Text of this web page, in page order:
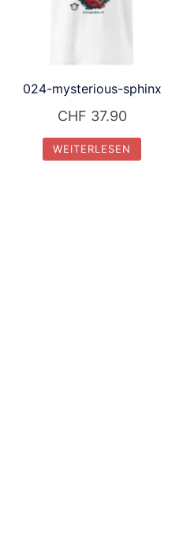
024-mysterious-sphinx
CHF 37.90
WEITERLESEN